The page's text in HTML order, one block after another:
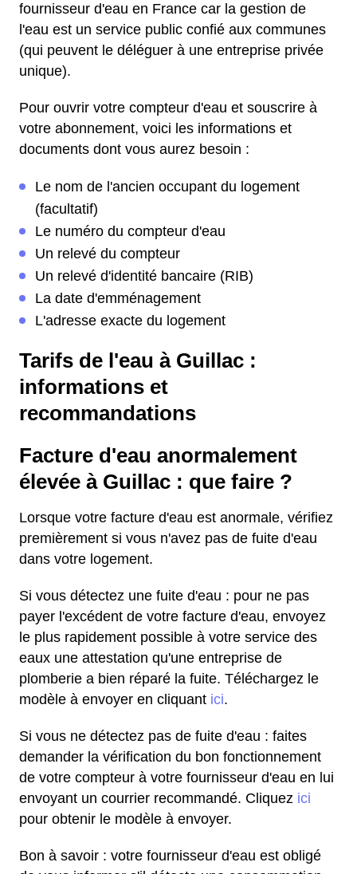
fournisseur d'eau en France car la gestion de
l'eau est un service public confié aux communes
(qui peuvent le déléguer à une entreprise privée
unique).
Pour ouvrir votre compteur d'eau et souscrire à
votre abonnement, voici les informations et
documents dont vous aurez besoin :
Le nom de l'ancien occupant du logement
(facultatif)
Le numéro du compteur d'eau
Un relevé du compteur
Un relevé d'identité bancaire (RIB)
La date d'emménagement
L'adresse exacte du logement
Tarifs de l'eau à Guillac :
informations et
recommandations
Facture d'eau anormalement
élevée à Guillac : que faire ?
Lorsque votre facture d'eau est anormale, vérifiez
premièrement si vous n'avez pas de fuite d'eau
dans votre logement.
Si vous détectez une fuite d'eau : pour ne pas
payer l'excédent de votre facture d'eau, envoyez
le plus rapidement possible à votre service des
eaux une attestation qu'une entreprise de
plomberie a bien réparé la fuite. Téléchargez le
modèle à envoyer en cliquant ici.
Si vous ne détectez pas de fuite d'eau : faites
demander la vérification du bon fonctionnement
de votre compteur à votre fournisseur d'eau en lui
envoyant un courrier recommandé. Cliquez ici
pour obtenir le modèle à envoyer.
Bon à savoir : votre fournisseur d'eau est obligé